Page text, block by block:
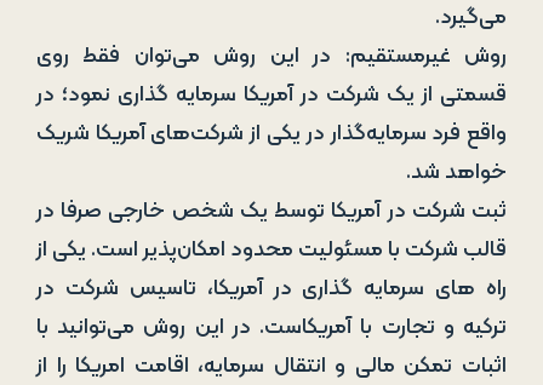
می‌گیرد.
روش غیرمستقیم: در این روش می‌توان فقط روی
قسمتی از یک شرکت در آمریکا سرمایه‌ گذاری نمود؛ در
واقع فرد سرمایه‌گذار در یکی از شرکت‌های آمریکا شریک
خواهد شد.
ثبت شرکت در آمریکا توسط یک شخص خارجی صرفا در
قالب شرکت با مسئولیت محدود امکان‌پذیر است. یکی از
راه‌ های سرمایه‌ گذاری در آمریکا، تاسیس شرکت در
ترکیه و تجارت با آمریکاست. در این روش می‌توانید با
اثبات تمکن مالی و انتقال سرمایه، اقامت امریکا را از